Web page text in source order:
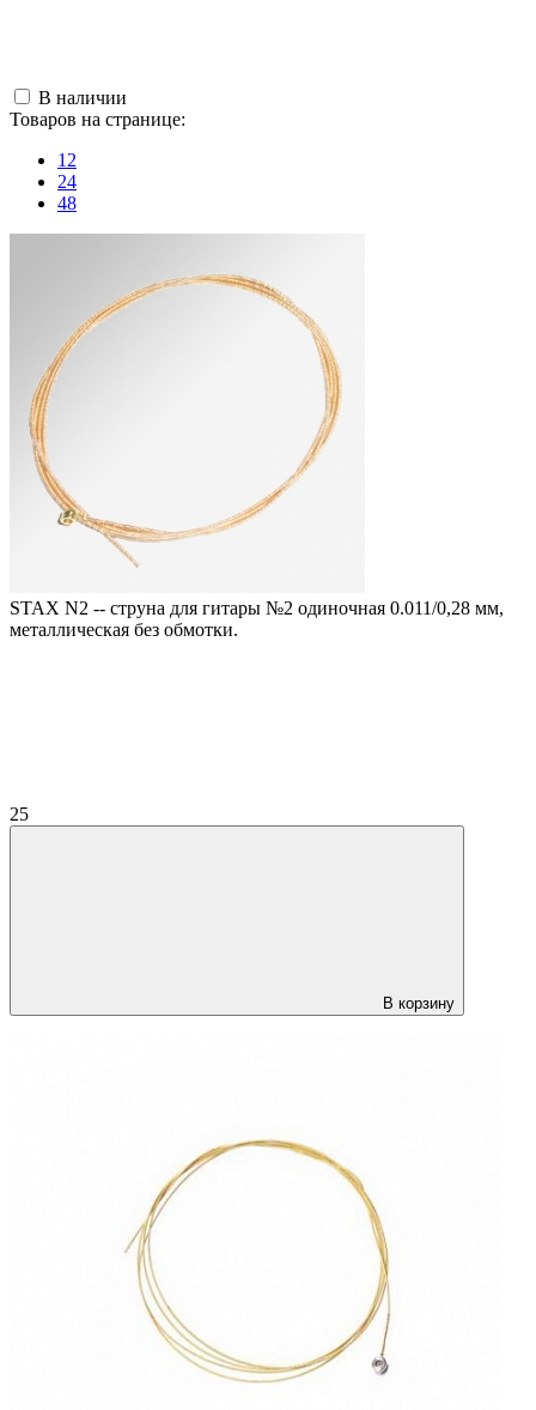
В наличии
Товаров на странице:
12
24
48
STAX N2 -- струна для гитары №2 одиночная 0.011/0,28 мм,
металлическая без обмотки.
25
В корзину